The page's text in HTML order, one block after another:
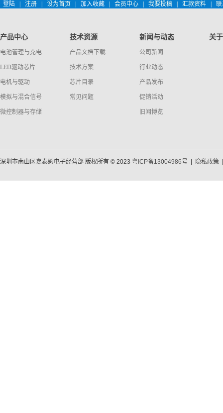
登陆 注册 设为首页 加入收藏 会员中心 我要投稿 汇款资料
产品中心
电池管理与充电
LED驱动芯片
电机与驱动
模拟与混合信号
微控制器与存储
技术资源
产品文档下载
技术方案
芯片目录
常见问题
新闻与动态
公司新闻
行业动态
产品发布
促销活动
旧闻博览
关
深圳市南山区嘉泰姆电子经营部 版权所有 © 2023 粤ICP备13004986号 隐私政策